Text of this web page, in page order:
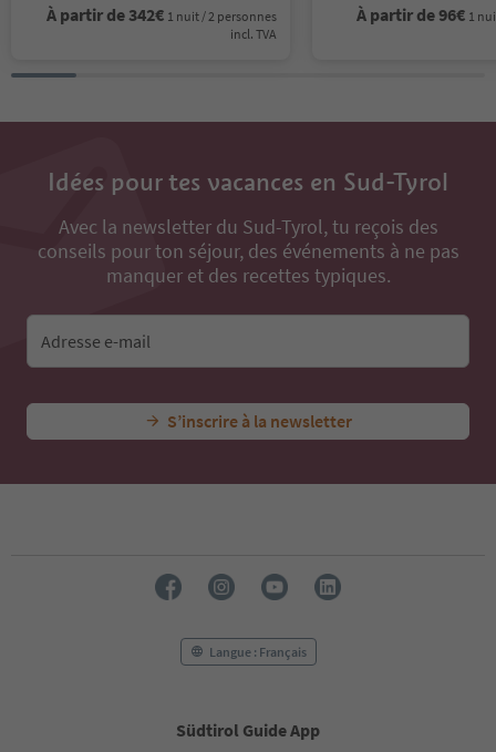
À partir de342€ 1 nuit / 2 personnes
incl. TVA
À partir de96€ 1
Idées pour tes vacances en Sud-Tyrol
Avec la newsletter du Sud-Tyrol, tu reçois des
conseils pour ton séjour, des événements à ne pas
manquer et des recettes typiques.
Adresse e-mail
S’inscrire à la newsletter
Langue : Français
Südtirol Guide App